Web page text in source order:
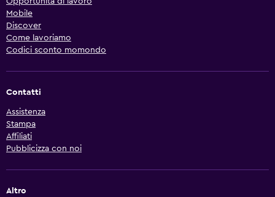
Mobile
Discover
Come lavoriamo
Codici sconto momondo
Contatti
Assistenza
Stampa
Affiliati
Pubblicizza con noi
Altro